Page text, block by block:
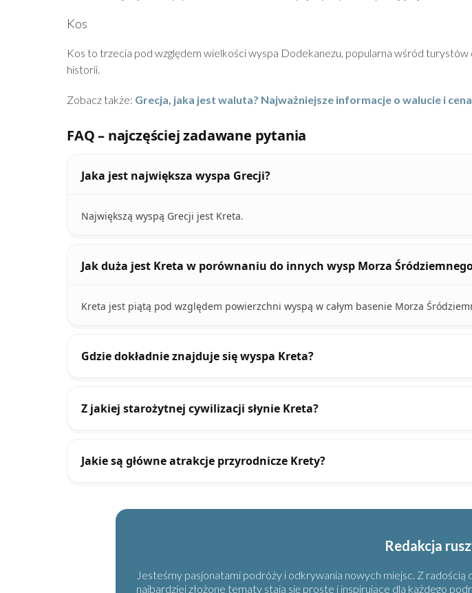
Kos
Kos to trzecia pod względem wielkości wyspa Dodekanezu, popularna wśród turystów
historii.
Zobacz także: Grecja, jaka jest waluta? Najważniejsze informacje o walucie i
FAQ – najczęściej zadawane pytania
Jaka jest największa wyspa Grecji?
Największą wyspą Grecji jest Kreta.
Jak duża jest Kreta w porównaniu do innych wysp Morza
Kreta jest piątą pod względem powierzchni wyspą w całym basenie Morza
Gdzie dokładnie znajduje się wyspa Kreta?
Z jakiej starożytnej cywilizacji słynie Kreta?
Jakie są główne atrakcje przyrodnicze Krety?
Redakcja
Jesteśmy pasjonatami podróży i odkrywania nowych miejsc. Z
najbardziej złożone tematy stają się proste i inspirujące dla każdego